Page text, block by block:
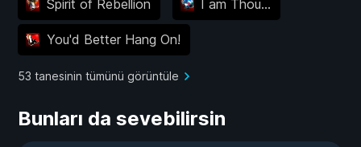
Spirit of Rebellion I am Thou...
You'd Better Hang On!
53 tanesinin tümünü görüntüle
Bunları da sevebilirsin